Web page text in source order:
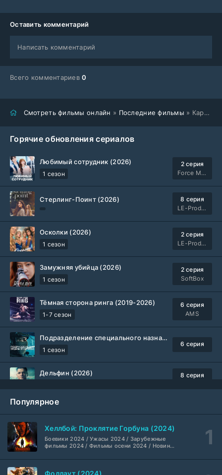
Оставить комментарий
Написать комментарий
Всего комментариев0
Смотреть фильмы онлайн » Последние фильмы » Каратэ-пацан: Легенды (2025)
Горячие обновления сериалов
Любимый сотрудник (2026)
1 сезон
2 серия
Force Media
Стерлинг-Поинт (2026)
8 серия
LE-Production
Осколки (2026)
1 сезон
2 серия
LE-Production
Замужняя убийца (2026)
1 сезон
2 серия
SoftBox
Тёмная сторона ринга (2019-2026)
1-7 сезон
6 серия
AMS
Подразделение специального назначения (2026)
1 сезон
6 серия
Дельфин (2026)
8 серия
Шугар (2026)
Популярное
Хеллбой: Проклятие Горбуна (2024)
Боевики 2024 / Ужасы 2024 / Зарубежные
фильмы 2024 / Фильмы осени 2024 / Новинки
2024 / Американские фильмы / Фильмы